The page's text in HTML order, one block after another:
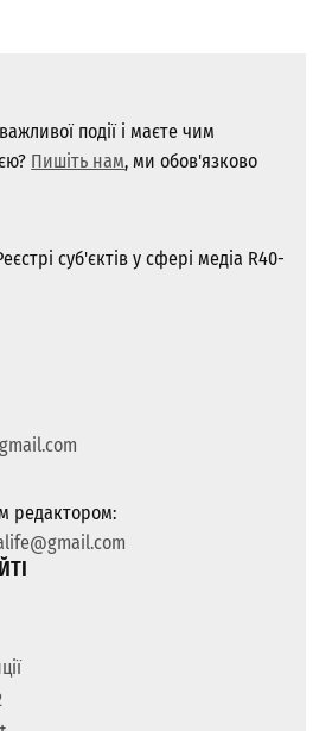
​​події і маєте чим
Пишіть нам, ми обов'язково
суб'єктів у сфері медіа R40-
редактором: